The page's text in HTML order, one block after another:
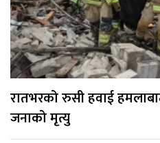
रातभरको रुसी हवाई
जनाको मृत्यु